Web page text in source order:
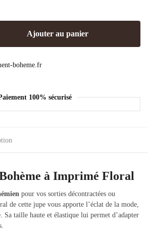
Ajouter au panier
100% sécurisé
à Imprimé Floral
pour vos sorties décontractées ou
de cette jupe vous apporte l’éclat de la mode,
Sa taille haute et élastique lui permet d’adapter